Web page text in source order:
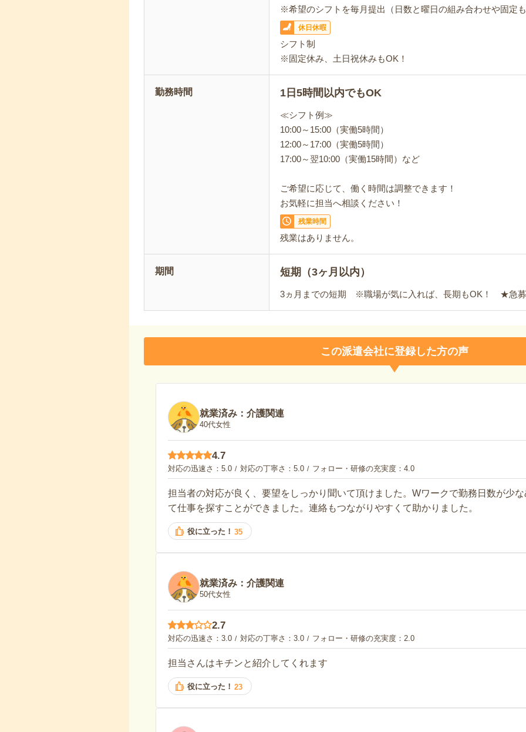
※希望のシフトを毎月提出（日数と曜日の組み合わせや固定
休日休暇
シフト制
※固定休み、土日祝休みもOK！
勤務時間 1日5時間以内でもOK
≪シフト例≫
10:00～15:00（実働5時間）
12:00～17:00（実働5時間）
17:00～翌10:00（実働15時間）など
ご希望に応じて、働く時間は調整できます！
お気軽に担当へ相談ください！
残業時間
残業はありません。
期間 短期（3ヶ月以内）
3ヵ月までの短期 ※職場が気に入れば、長期もOK！ ★急募
この派遣会社に登録した方の声
就業済み：介護関連
40代女性
4.7
対応の迅速さ 5.0 対応の丁寧さ 5.0 フォロー・研修の充実度 4.0
担当者の対応が良く、要望をしっかり聞いて頂けました。Wワークで勤務日数が少
て仕事を探すことができました。連絡もつながりやすくて助かりました。
役に立った！ 35
就業済み：介護関連
50代女性
2.7
対応の迅速さ 3.0 対応の丁寧さ 3.0 フォロー・研修の充実度 2.0
担当さんはキチンと紹介してくれます
役に立った！ 23